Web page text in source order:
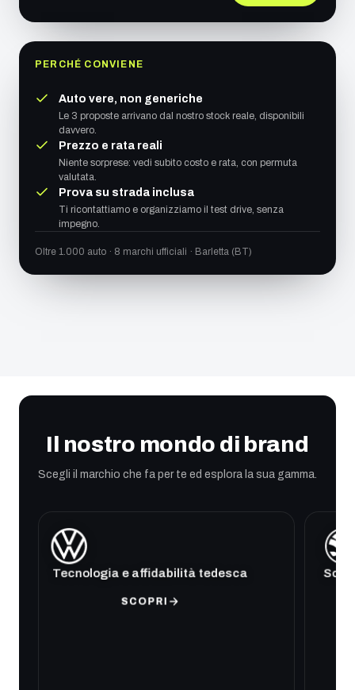
PERCHÉ CONVIENE
Auto vere, non generiche
Le 3 proposte arrivano dal nostro stock reale, disponibili
davvero.
Prezzo e rata reali
Niente sorprese: vedi subito costo e rata, con permuta
valutata.
Prova su strada inclusa
Ti ricontattiamo e organizziamo il test drive, senza
impegno.
Oltre 1.000 auto · 8 marchi ufficiali · Barletta (BT)
Il nostro mondo di brand
Scegli il marchio che fa per te ed esplora la sua gamma.
Tecnologia e affidabilità tedesca
SCOPRI